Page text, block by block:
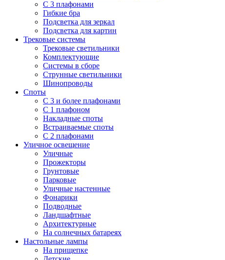
С 3 плафонами
Гибкие бра
Подсветка для зеркал
Подсветка для картин
Трековые системы
Трековые светильники
Комплектующие
Системы в сборе
Струнные светильники
Шинопроводы
Споты
С 3 и более плафонами
С 1 плафоном
Накладные споты
Встраиваемые споты
С 2 плафонами
Уличное освещение
Уличные
Прожекторы
Грунтовые
Парковые
Уличные настенные
Фонарики
Подводные
Ландшафтные
Архитектурные
На солнечных батареях
Настольные лампы
На прищепке